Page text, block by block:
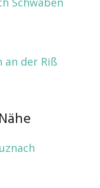
an der Riß